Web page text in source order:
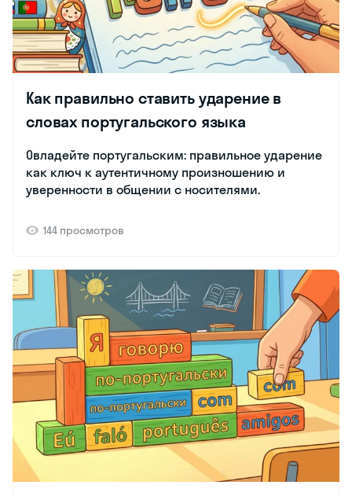
Как правильно ставить ударение в
словах португальского языка
Овладейте португальским: правильное ударение
как ключ к аутентичному произношению и
уверенности в общении с носителями.
144 просмотров